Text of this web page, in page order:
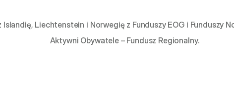
Liechtenstein i Norwegię z Funduszy EOG i Funduszy
Aktywni Obywatele – Fundusz Regionalny.